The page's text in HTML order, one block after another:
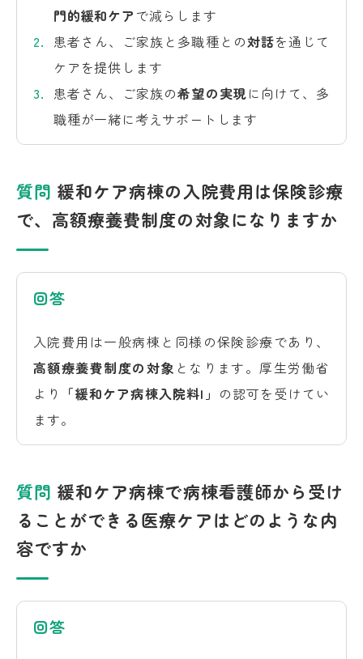
門的緩和ケア で減らします
患者さん、ご家族と多職種との対話を通じて
ケアを提供します
患者さん、ご家族の希望の実現に向けて、多
職種が一緒に考えサポートします
質問 緩和ケア病棟の入院費用は保険診療
で、高額療養費制度の対象になりますか
回答
入院費用は一般病棟と同様の保険診療であり、
高額療養費制度の対象 となります。厚生労働省
より
「緩和ケア病棟入院料I」 の認可を受けてい
ます。
質問 緩和ケア病棟で病棟看護師から受け
ることができる医療ケアはどのような内
容ですか
回答